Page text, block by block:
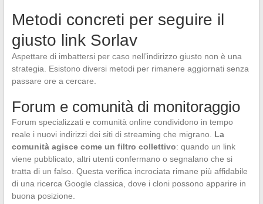
Metodi concreti per seguire il
giusto link Sorlav
Aspettare di imbattersi per caso nell’indirizzo giusto non è una
strategia. Esistono diversi metodi per rimanere aggiornati senza
passare ore a cercare.
Forum e comunità di monitoraggio
Forum specializzati e comunità online condividono in tempo
reale i nuovi indirizzi dei siti di streaming che migrano. La
comunità agisce come un filtro collettivo: quando un link
viene pubblicato, altri utenti confermano o segnalano che si
tratta di un falso. Questa verifica incrociata rimane più affidabile
di una ricerca Google classica, dove i cloni possono apparire in
buona posizione.